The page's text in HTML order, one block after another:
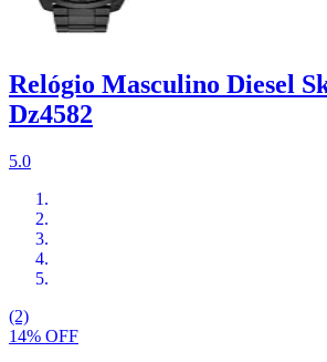
Relógio Masculino Diesel
Dz4582
5.0
(2)
14% OFF